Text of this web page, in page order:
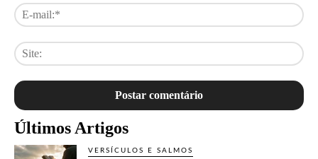
Últimos Artigos
VERSÍCULOS E SALMOS